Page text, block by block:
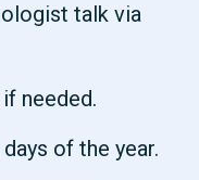
talk via
needed.
of the year.